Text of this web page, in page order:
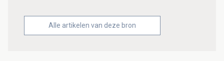
Alle artikelen van deze bron